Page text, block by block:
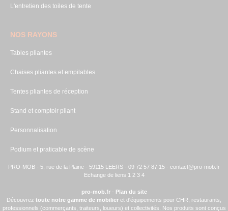
L'entretien des toiles de tente
NOS RAYONS
Tables pliantes
Chaises pliantes et empilables
Tentes pliantes de réception
Stand et comptoir pliant
Personnalisation
Podium et praticable de scène
PRO-MOB - 5, rue de la Plaine - 59115 LEERS - 09 72 57 87 15 - contact@pro-mob.fr
Echange de liens 1 2 3 4
pro-mob.fr- Plan du site
Découvrez toute notre gamme de mobilier et d'équipements pour CHR, restaurants,
professionnels (commerçants, traiteurs, loueurs) et collectivités. Nos produits sont conçus